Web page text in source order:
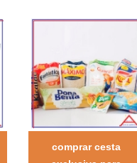
comprar cesta